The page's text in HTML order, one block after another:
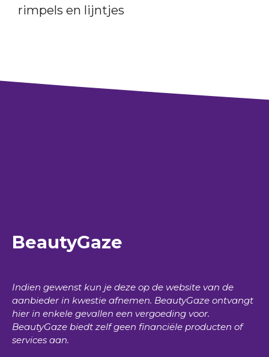
rimpels en lijntjes
BeautyGaze
Indien gewenst kun je deze op de website van de
aanbieder in kwestie afnemen. BeautyGaze ontvangt
hier in enkele gevallen een vergoeding voor.
BeautyGaze biedt zelf geen financiële producten of
services aan.